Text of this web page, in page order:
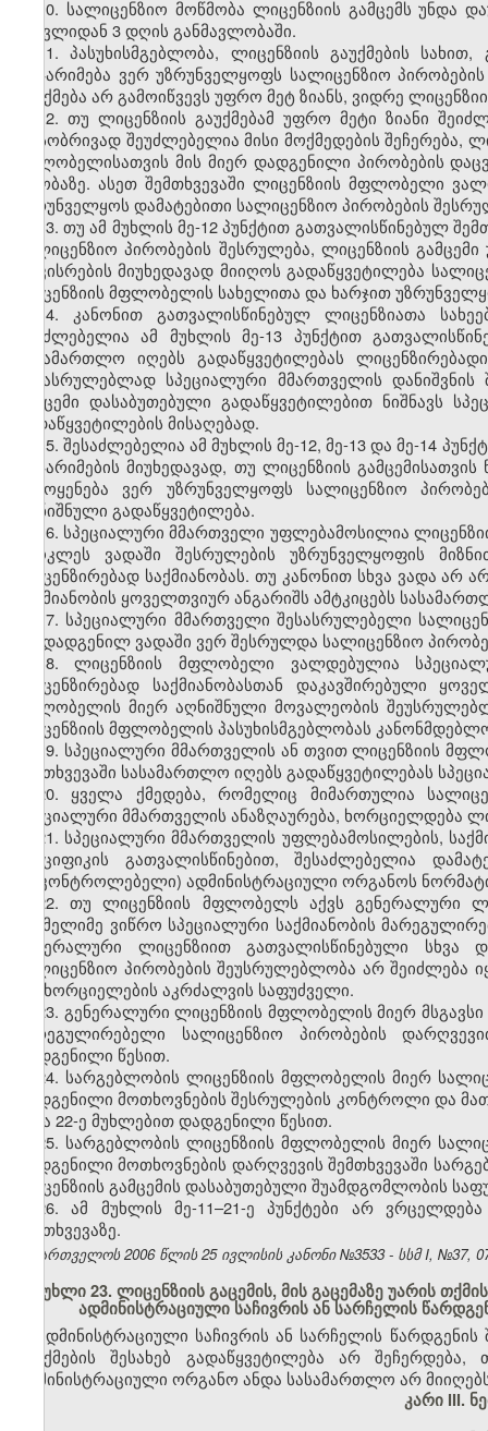
10. სალიცენზიო მოწმობა ლიცენზიის გამცემს უნდა
შესვლიდან 3 დღის განმავლობაში.
11. პასუხისმგებლობა, ლიცენზიის გაუქმების
დაჯარიმება ვერ უზრუნველყოფს სალიცენზიო
გაუქმება არ გამოიწვევს უფრო მეტ ზიანს, ვიდრე
12. თუ ლიცენზიის გაუქმებამ უფრო მეტი ზიანი
არსობრივად შეუძლებელია მისი მოქმედების შეჩერება,
მფლობელისათვის მის მიერ დადგენილი პირობების
თაობაზე. ასეთ შემთხვევაში ლიცენზიის მფლობელი
უზრუნველყოს დამატებითი სალიცენზიო პირობების
13. თუ ამ მუხლის მე-12 პუნქტით გათვალისწინებულ
სალიცენზიო პირობების შესრულება, ლიცენზიის
დაკისრების მიუხედავად მიიღოს გადაწყვეტილება
ლიცენზიის მფლობელის სახელითა და ხარჯით
14. კანონით გათვალისწინებულ ლიცენზიათა
შეუძლებელია ამ მუხლის მე-13 პუნქტით
სასამართლო იღებს გადაწყვეტილებას
შესასრულებლად სპეციალური მმართველის დანიშვნის
გამცემი დასაბუთებული გადაწყვეტილებით ნიშნავს
გადაწყვეტილების მისაღებად.
15. შესაძლებელია ამ მუხლის მე-12, მე-13 და მე-14
დაჯარიმების მიუხედავად, თუ ლიცენზიის
გამოყენება ვერ უზრუნველყოფს სალიცენზიო
აღნიშნული გადაწყვეტილება.
16. სპეციალური მმართველი უფლებამოსილია
უმოკლეს ვადაში შესრულების უზრუნველყოფის
ლიცენზირებად საქმიანობას. თუ კანონით სხვა ვადა
საქმიანობის ყოველთვიურ ანგარიშს ამტკიცებს
17. სპეციალური მმართველი შესასრულებელი
თუ დადგენილ ვადაში ვერ შესრულდა სალიცენზიო
18. ლიცენზიის მფლობელი ვალდებულია
ლიცენზირებად საქმიანობასთან დაკავშირებული
მფლობელის მიერ აღნიშნული მოვალეობის
ლიცენზიის მფლობელის პასუხისმგებლობას
19. სპეციალური მმართველის ან თვით ლიცენზიის
შემთხვევაში სასამართლო იღებს გადაწყვეტილებას
20. ყველა ქმედება, რომელიც მიმართულია
სპეციალური მმართველის ანაზღაურება, ხორციელდება
21. სპეციალური მმართველის უფლებამოსილების,
სპეციფიკის გათვალისწინებით, შესაძლებელია
(მაკონტროლებელი) ადმინისტრაციული ორგანოს
22. თუ ლიცენზიის მფლობელს აქვს გენერალური
რომელიმე ვიწრო სპეციალური საქმიანობის
გენერალური ლიცენზიით გათვალისწინებული სხვა
სალიცენზიო პირობების შეუსრულებლობა არ შეიძლება
განხორციელების აკრძალვის საფუძველი.
23. გენერალური ლიცენზიის მფლობელის მიერ
მარეგულირებელი სალიცენზიო პირობების
დადგენილი წესით.
24. სარგებლობის ლიცენზიის მფლობელის მიერ
დადგენილი მოთხოვნების შესრულების კონტროლი და
ე და 22-ე მუხლებით დადგენილი წესით.
25. სარგებლობის ლიცენზიის მფლობელის მიერ
დადგენილი მოთხოვნების დარღვევის შემთხვევაში
ლიცენზიის გამცემის დასაბუთებული შუამდგომლობის
26. ამ მუხლის მე-11–21-ე პუნქტები არ
შემთხვევაზე.
საქართველოს 2006 წლის 25 ივლისის კანონი №3533 - სსმ I, №37,
მუხლი 23. ლიცენზიის გაცემის, მის გაცემაზე უარის
ადმინისტრაციული საჩივრის ან სარჩელის
ადმინისტრაციული საჩივრის ან სარჩელის წარდგენის
გაუქმების შესახებ გადაწყვეტილება არ
ადმინისტრაციული ორგანო ანდა სასამართლო არ
კარი III.